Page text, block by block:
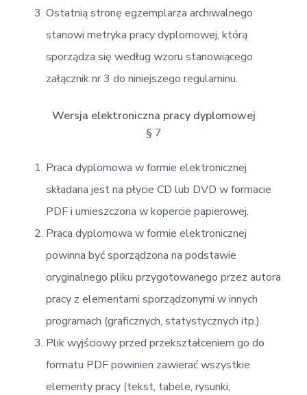
Ostatnią stronę egzemplarza archiwalnego
stanowi metryka pracy dyplomowej, którą
sporządza się według wzoru stanowiącego
załącznik nr 3 do niniejszego regulaminu.
Wersja elektroniczna pracy dyplomowej
§ 7
Praca dyplomowa w formie elektronicznej
składana jest na płycie CD lub DVD w formacie
PDF i umieszczona w kopercie papierowej.
Praca dyplomowa w formie elektronicznej
powinna być sporządzona na podstawie
oryginalnego pliku przygotowanego przez autora
pracy z elementami sporządzonymi w innych
programach (graficznych, statystycznych itp.).
Plik wyjściowy przed przekształceniem go do
formatu PDF powinien zawierać wszystkie
elementy pracy (tekst, tabele, rysunki,